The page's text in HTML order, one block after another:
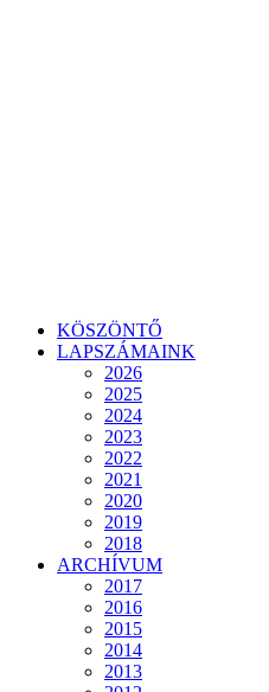
KÖSZÖNTŐ
LAPSZÁMAINK
2026
2025
2024
2023
2022
2021
2020
2019
2018
ARCHÍVUM
2017
2016
2015
2014
2013